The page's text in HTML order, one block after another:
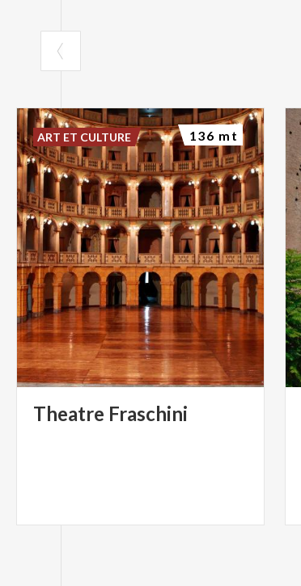
Theatre Fraschini
ART ET CULTURE 136 mt